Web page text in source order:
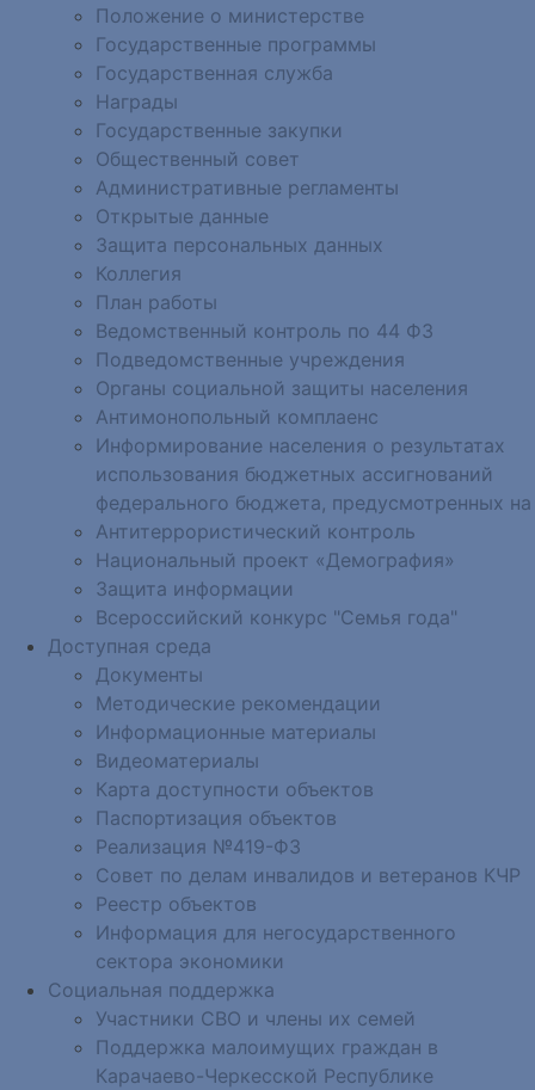
Положение о министерстве
Государственные программы
Государственная служба
Награды
Государственные закупки
Общественный совет
Административные регламенты
Открытые данные
Защита персональных данных
Коллегия
План работы
Ведомственный контроль по 44 ФЗ
Подведомственные учреждения
Органы социальной защиты населения
Антимонопольный комплаенс
Информирование населения о результатах
использования бюджетных ассигнований
федерального бюджета, предусмотренных на
Антитеррористический контроль
Национальный проект «Демография»
Защита информации
Всероссийский конкурс "Семья года"
Доступная среда
Документы
Методические рекомендации
Информационные материалы
Видеоматериалы
Карта доступности объектов
Паспортизация объектов
Реализация №419-ФЗ
Совет по делам инвалидов и ветеранов КЧР
Реестр объектов
Информация для негосударственного
сектора экономики
Социальная поддержка
Участники СВО и члены их семей
Поддержка малоимущих граждан в
Карачаево-Черкесской Республике